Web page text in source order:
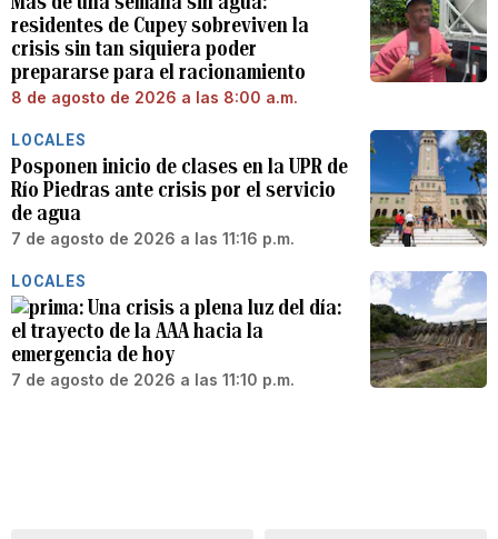
residentes de Cupey sobreviven la
crisis sin tan siquiera poder
prepararse para el racionamiento
8 de agosto de 2026 a las 8:00 a.m.
LOCALES
Posponen inicio de clases en la UPR de
Río Piedras ante crisis por el servicio
de agua
7 de agosto de 2026 a las 11:16 p.m.
LOCALES
Una crisis a plena luz del día:
el trayecto de la AAA hacia la
emergencia de hoy
7 de agosto de 2026 a las 11:10 p.m.